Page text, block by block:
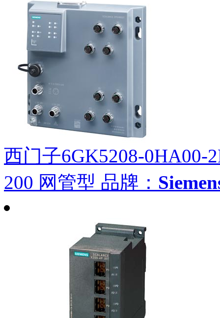
西门子6GK5208-0HA00-
200 网管型 品牌：